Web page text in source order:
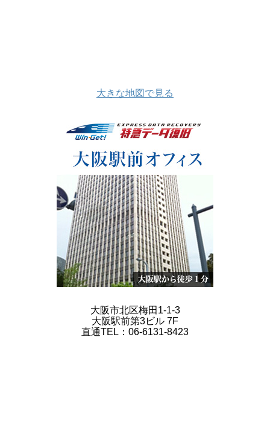
大きな地図で見る
大阪市北区梅田1-1-3
大阪駅前第3ビル 7F
直通TEL：06-6131-8423